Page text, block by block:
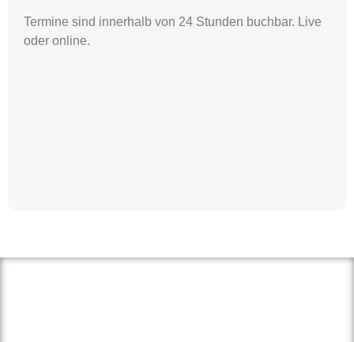
Termine sind innerhalb von 24 Stunden buchbar. Live
oder online.